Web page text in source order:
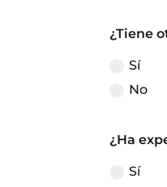
¿Tiene
Sí
No
¿Ha
Sí